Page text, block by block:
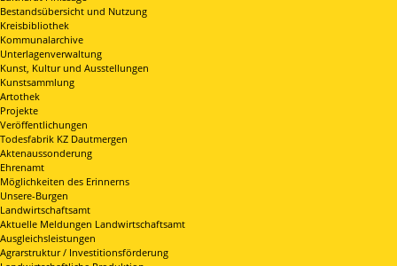
Bestandsübersicht und Nutzung
Kreisbibliothek
Kommunalarchive
Unterlagenverwaltung
Kunst, Kultur und Ausstellungen
Kunstsammlung
Artothek
Projekte
Veröffentlichungen
Todesfabrik KZ Dautmergen
Aktenaussonderung
Ehrenamt
Möglichkeiten des Erinnerns
Unsere-Burgen
Landwirtschaftsamt
Aktuelle Meldungen Landwirtschaftsamt
Ausgleichsleistungen
Agrarstruktur / Investitionsförderung